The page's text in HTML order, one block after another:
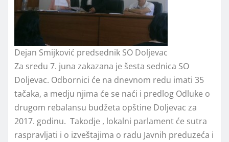
Dejan Smijković predsednik SO Doljevac
Za sredu 7. juna zakazana je šesta sednica SO
Doljevac. Odbornici će na dnevnom redu imati 35
tačaka, a medju njima će se naći i predlog Odluke o
drugom rebalansu budžeta opštine Doljevac za
2017. godinu. Takodje , lokalni parlament će sutra
raspravljati i o izveštajima o radu Javnih preduzeća i